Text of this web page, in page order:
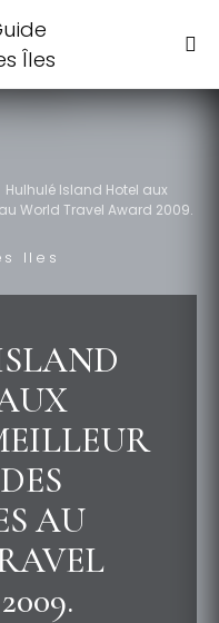
Hulhulé Island Hotel aux
World Travel Award 2009.
Iles
AU